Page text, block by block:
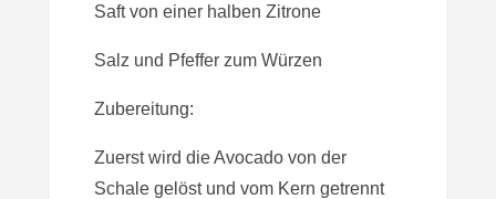
Saft von einer halben Zitrone
Salz und Pfeffer zum Würzen
Zubereitung:
Zuerst wird die Avocado von der
Schale gelöst und vom Kern getrennt